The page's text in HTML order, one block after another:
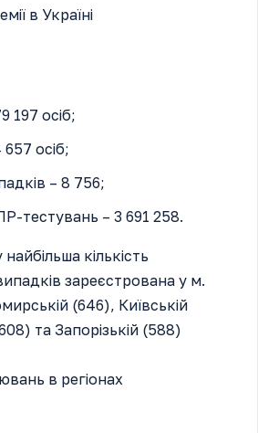
в Україні
197 осіб;
осіб;
– 8 756;
тестувань – 3 691 258.
кількість
зареєстрована у м.
(646), Київській
та Запорізькій (588)
в регіонах